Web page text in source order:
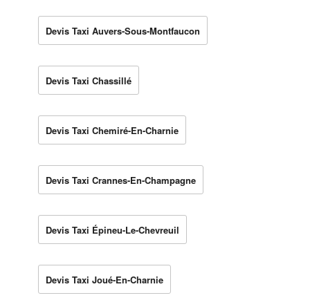
Devis Taxi Auvers-Sous-Montfaucon
Devis Taxi Chassillé
Devis Taxi Chemiré-En-Charnie
Devis Taxi Crannes-En-Champagne
Devis Taxi Épineu-Le-Chevreuil
Devis Taxi Joué-En-Charnie